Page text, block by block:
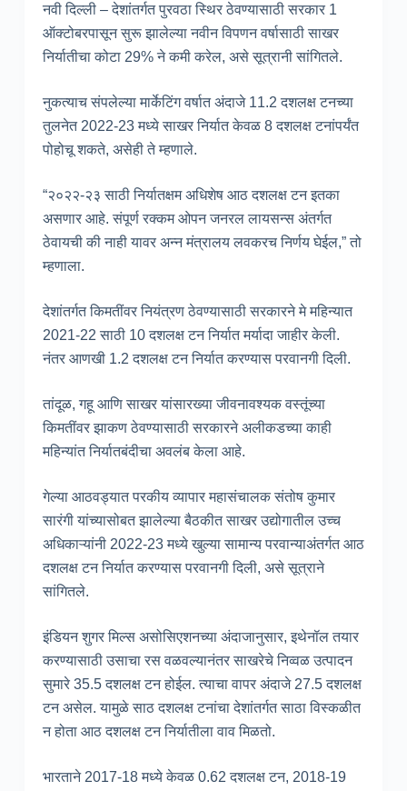
नवी दिल्ली – देशांतर्गत पुरवठा स्थिर ठेवण्यासाठी सरकार 1
ऑक्टोबरपासून सुरू झालेल्या नवीन विपणन वर्षासाठी साखर
निर्यातीचा कोटा 29% ने कमी करेल, असे सूत्रानी सांगितले.
नुकत्याच संपलेल्या मार्केटिंग वर्षात अंदाजे 11.2 दशलक्ष टनच्या
तुलनेत 2022-23 मध्ये साखर निर्यात केवळ 8 दशलक्ष टनांपर्यंत
पोहोचू शकते, असेही ते म्हणाले.
“२०२२-२३ साठी निर्यातक्षम अधिशेष आठ दशलक्ष टन इतका
असणार आहे. संपूर्ण रक्कम ओपन जनरल लायसन्स अंतर्गत
ठेवायची की नाही यावर अन्न मंत्रालय लवकरच निर्णय घेईल,” तो
म्हणाला.
देशांतर्गत किमतींवर नियंत्रण ठेवण्यासाठी सरकारने मे महिन्यात
2021-22 साठी 10 दशलक्ष टन निर्यात मर्यादा जाहीर केली.
नंतर आणखी 1.2 दशलक्ष टन निर्यात करण्यास परवानगी दिली.
तांदूळ, गहू आणि साखर यांसारख्या जीवनावश्यक वस्तूंच्या
किमतींवर झाकण ठेवण्यासाठी सरकारने अलीकडच्या काही
महिन्यांत निर्यातबंदीचा अवलंब केला आहे.
गेल्या आठवड्यात परकीय व्यापार महासंचालक संतोष कुमार
सारंगी यांच्यासोबत झालेल्या बैठकीत साखर उद्योगातील उच्च
अधिकाऱ्यांनी 2022-23 मध्ये खुल्या सामान्य परवान्याअंतर्गत आठ
दशलक्ष टन निर्यात करण्यास परवानगी दिली, असे सूत्राने
सांगितले.
इंडियन शुगर मिल्स असोसिएशनच्या अंदाजानुसार, इथेनॉल तयार
करण्यासाठी उसाचा रस वळवल्यानंतर साखरेचे निव्वळ उत्पादन
सुमारे 35.5 दशलक्ष टन होईल. त्याचा वापर अंदाजे 27.5 दशलक्ष
टन असेल. यामुळे साठ दशलक्ष टनांचा देशांतर्गत साठा विस्कळीत
न होता आठ दशलक्ष टन निर्यातीला वाव मिळतो.
भारताने 2017-18 मध्ये केवळ 0.62 दशलक्ष टन, 2018-19